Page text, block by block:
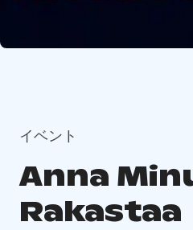
イベント
Anna
Rakastaa